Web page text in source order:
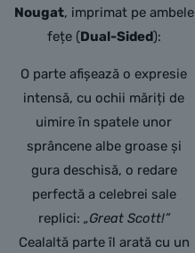
Nougat, imprimat pe ambele
fețe (Dual-Sided):
O parte afișează o expresie
intensă, cu ochii măriți de
uimire în spatele unor
sprâncene albe groase și
gura deschisă, o redare
perfectă a celebrei sale
replici: „Great Scott!”
Cealaltă parte îl arată cu un